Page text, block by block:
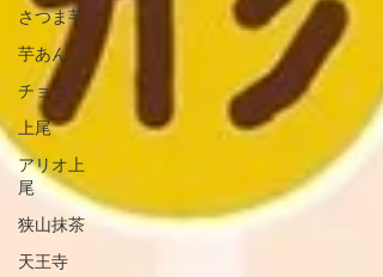
さつま芋
芋あん
チョコ
上尾
アリオ上
尾
狭山抹茶
天王寺